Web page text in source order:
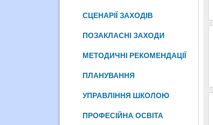
СЦЕНАРІЇ ЗАХОДІВ
ПОЗАКЛАСНІ ЗАХОДИ
МЕТОДИЧНІ РЕКОМЕНДАЦІЇ
ПЛАНУВАННЯ
УПРАВЛІННЯ ШКОЛОЮ
ПРОФЕСІЙНА ОСВІТА